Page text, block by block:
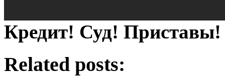
Кредит! Суд! Приставы!
Related posts: